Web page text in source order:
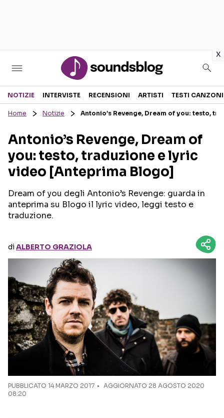
x
Sezioni
RECENSIONI MUSICALI
INTERVISTE
GOSSIP E CURIOSITÀ
TESTI CANZONI
TOUR ED EVENTI
TALENT SHOW
Seguici sui social
NOTIZIE INTERVISTE RECENSIONI ARTISTI TESTI CANZONI
Home Notizie Antonio’s Revenge, Dream of you: testo,
Antonio’s Revenge, Dream of
you: testo, traduzione e lyric
video [Anteprima Blogo]
Dream of you degli Antonio’s Revenge: guarda in
anteprima su Blogo il lyric video, leggi testo e
traduzione.
diALBERTO GRAZIOLA
PUBBLICATO 14 MARZO 2017
AGGIORNATO 28 AGOSTO 2020
08:20